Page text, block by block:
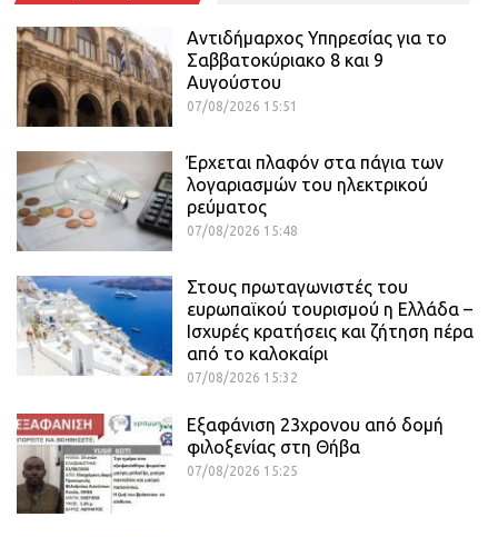
Αντιδήμαρχος Υπηρεσίας για το
Σαββατοκύριακο 8 και 9
Αυγούστου
07/08/2026 15:51
Έρχεται πλαφόν στα πάγια των
λογαριασμών του ηλεκτρικού
ρεύματος
07/08/2026 15:48
Στους πρωταγωνιστές του
ευρωπαϊκού τουρισμού η Ελλάδα –
Ισχυρές κρατήσεις και ζήτηση πέρα
από το καλοκαίρι
07/08/2026 15:32
Εξαφάνιση 23χρονου από δομή
φιλοξενίας στη Θήβα
07/08/2026 15:25